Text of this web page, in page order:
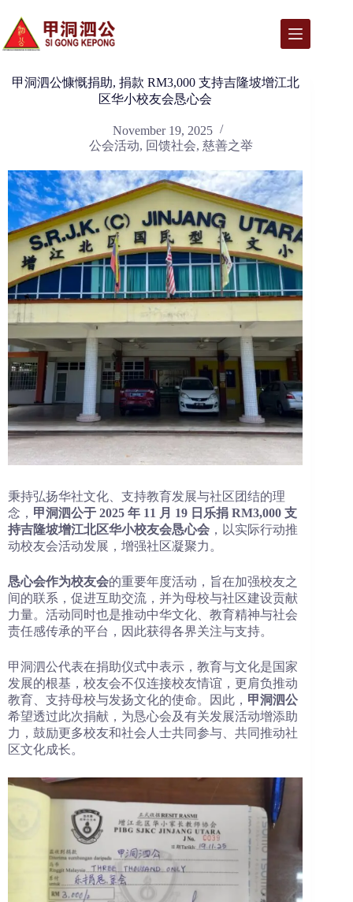
content
甲洞泗公慷慨捐助, 捐款 RM3,000 支持吉隆坡增江北
区华小校友会恳心会
November 19, 2025
公会活动, 回馈社会,慈善之举
秉持弘扬华社文化、支持教育发展与社区团结的理
念， 甲洞泗公于 2025 年 11 月 19 日乐捐 RM3,000 支
持吉隆坡增江北区华小校友会恳心会 ，以实际行动推
动校友会活动发展，增强社区凝聚力。
恳心会作为校友会的重要年度活动，旨在加强校友之
间的联系，促进互助交流，并为母校与社区建设贡献
力量。活动同时也是推动中华文化、教育精神与社会
责任感传承的平台，因此获得各界关注与支持。
甲洞泗公代表在捐助仪式中表示，教育与文化是国家
发展的根基，校友会不仅连接校友情谊，更肩负推动
教育、支持母校与发扬文化的使命。因此， 甲洞泗公
希望透过此次捐献，为恳心会及有关发展活动增添助
力，鼓励更多校友和社会人士共同参与、共同推动社
区文化成长。